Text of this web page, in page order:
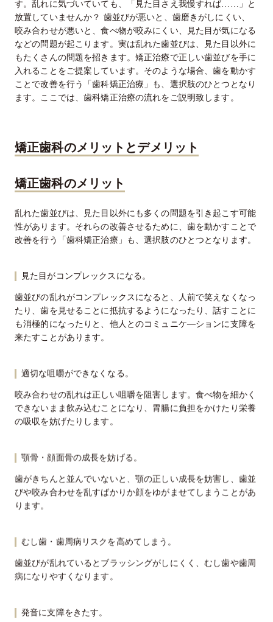
す。乱れに気づいていても、「見た目さえ我慢すれば……」と
放置していませんか？ 歯並びが悪いと、歯磨きがしにくい、
咬み合わせが悪いと、食べ物が咬みにくい、見た目が気になる
などの問題が起こります。実は乱れた歯並びは、見た目以外に
もたくさんの問題を招きます。矯正治療で正しい歯並びを手に
入れることをご提案しています。そのような場合、歯を動かす
ことで改善を行う「歯科矯正治療」も、選択肢のひとつとなり
ます。ここでは、歯科矯正治療の流れをご説明致します。
矯正歯科のメリットとデメリット
矯正歯科のメリット
乱れた歯並びは、見た目以外にも多くの問題を引き起こす可能
性があります。それらの改善させるために、歯を動かすことで
改善を行う「歯科矯正治療」も、選択肢のひとつとなります。
見た目がコンプレックスになる。
歯並びの乱れがコンプレックスになると、人前で笑えなくなっ
たり、歯を見せることに抵抗するようになったり、話すことに
も消極的になったりと、他人とのコミュニケ―ションに支障を
来たすことがあります。
適切な咀嚼ができなくなる。
咬み合わせの乱れは正しい咀嚼を阻害します。食べ物を細かく
できないまま飲み込むことになり、胃腸に負担をかけたり栄養
の吸収を妨げたりします。
顎骨・顔面骨の成長を妨げる。
歯がきちんと並んでいないと、顎の正しい成長を妨害し、歯並
びや咬み合わせを乱すばかりか顔をゆがませてしまうことがあ
ります。
むし歯・歯周病リスクを高めてしまう。
歯並びが乱れているとブラッシングがしにくく、むし歯や歯周
病になりやすくなります。
発音に支障をきたす。